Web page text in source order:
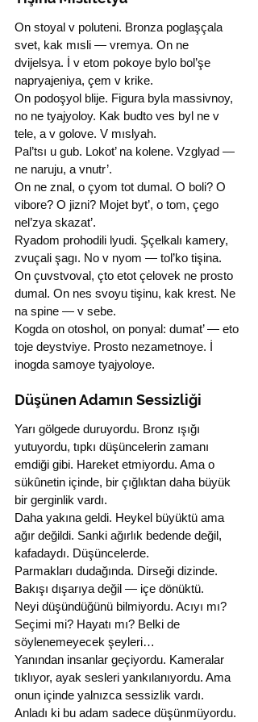
On stoyal v poluteni. Bronza poglaşçala
svet, kak mısli — vremya. On ne
dvijelsya. İ v etom pokoye bylo bol’şe
napryajeniya, çem v krike.
On podoşyol blije. Figura byla massivnoy,
no ne tyajyoloy. Kak budto ves byl ne v
tele, a v golove. V mıslyah.
Pal’tsı u gub. Lokot’ na kolene. Vzglyad —
ne naruju, a vnutr’.
On ne znal, o çyom tot dumal. O boli? O
vibore? O jizni? Mojet byt’, o tom, çego
nel’zya skazat’.
Ryadom prohodili lyudi. Şçelkalı kamery,
zvuçali şagı. No v nyom — tol’ko tişina.
On çuvstvoval, çto etot çelovek ne prosto
dumal. On nes svoyu tişinu, kak krest. Ne
na spine — v sebe.
Kogda on otoshol, on ponyal: dumat’ — eto
toje deystviye. Prosto nezametnoye. İ
inogda samoye tyajyoloye.
Düşünen Adamın Sessizliği
Yarı gölgede duruyordu. Bronz ışığı
yutuyordu, tıpkı düşüncelerin zamanı
emdiği gibi. Hareket etmiyordu. Ama o
sükûnetin içinde, bir çığlıktan daha büyük
bir gerginlik vardı.
Daha yakına geldi. Heykel büyüktü ama
ağır değildi. Sanki ağırlık bedende değil,
kafadaydı. Düşüncelerde.
Parmakları dudağında. Dirseği dizinde.
Bakışı dışarıya değil — içe dönüktü.
Neyi düşündüğünü bilmiyordu. Acıyı mı?
Seçimi mi? Hayatı mı? Belki de
söylenemeyecek şeyleri…
Yanından insanlar geçiyordu. Kameralar
tıklıyor, ayak sesleri yankılanıyordu. Ama
onun içinde yalnızca sessizlik vardı.
Anladı ki bu adam sadece düşünmüyordu.